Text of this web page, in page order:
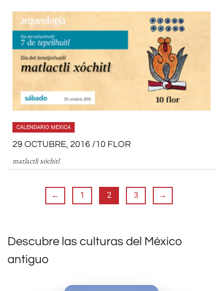
CALENDARIO MEXICA
29 OCTUBRE, 2016 /10 FLOR
matlactli xóchitl
← 1 2 3 →
Descubre las culturas del México
antiguo